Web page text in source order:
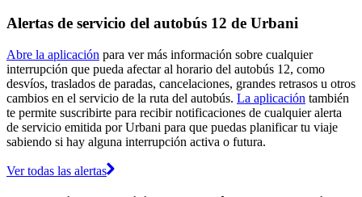
Alertas de servicio del autobús 12 de Urbani
Abre la aplicación para ver más información sobre cualquier
interrupción que pueda afectar al horario del autobús 12, como
desvíos, traslados de paradas, cancelaciones, grandes retrasos u otros
cambios en el servicio de la ruta del autobús. La aplicación también
te permite suscribirte para recibir notificaciones de cualquier alerta
de servicio emitida por Urbani para que puedas planificar tu viaje
sabiendo si hay alguna interrupción activa o futura.
Ver todas las alertas